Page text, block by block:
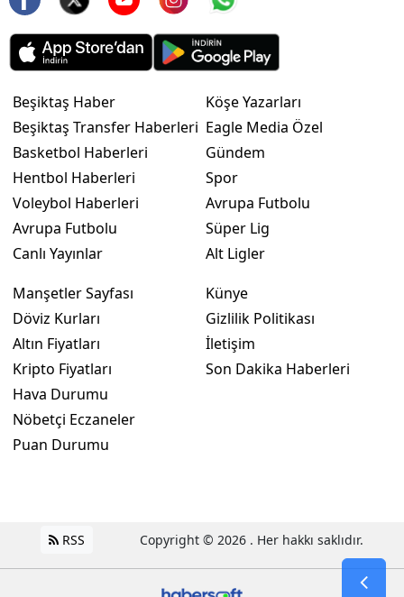
Beşiktaş Haber
Beşiktaş Transfer Haberleri
Basketbol Haberleri
Hentbol Haberleri
Voleybol Haberleri
Avrupa Futbolu
Canlı Yayınlar
Köşe Yazarları
Eagle Media Özel
Gündem
Spor
Avrupa Futbolu
Süper Lig
Alt Ligler
Manşetler Sayfası
Döviz Kurları
Altın Fiyatları
Kripto Fiyatları
Hava Durumu
Nöbetçi Eczaneler
Puan Durumu
Künye
Gizlilik Politikası
İletişim
Son Dakika Haberleri
RSS Copyright © 2026 . Her hakkı saklıdır.